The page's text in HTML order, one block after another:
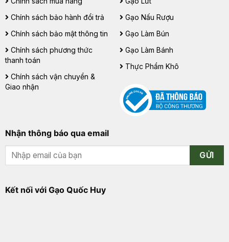
Chính sách bảo hành đổi trả
Chính sách bảo mật thông tin
Chính sách phương thức
thanh toán
Chính sách vận chuyển &
Giao nhận
Gạo Nấu Rượu
Gạo Làm Bún
Gạo Làm Bánh
Thực Phẩm Khô
Nhận thông báo qua email
GỬI
Kết nối với Gạo Quốc Huy